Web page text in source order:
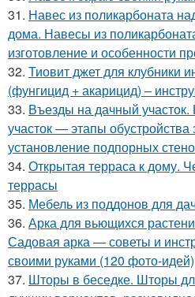
31. Навес из поликарбоната
дома. Навесы из
изготовление и особенности
32. Тиовит джет для клубники
(фунгицид + акарицид) –
33. Въезды на дачный участок.
участок — этапы обустройства
установление подпорных
34. Открытая терраса к дому.
террасы
35. Мебель из поддонов для
36. Арка для вьющихся
Садовая арка — советы и
своими руками (120 фото-идей)
37. Шторы в беседке. Шторы